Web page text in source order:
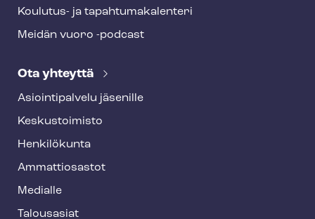
Koulutus- ja ta­pah­tu­ma­ka­len­te­ri
Meidän vuoro -podcast
Ota yhteyttä
Asioin­ti­pal­ve­lu jäsenille
Keskustoimisto
Henkilökunta
Ammattiosastot
Medialle
Talousasiat